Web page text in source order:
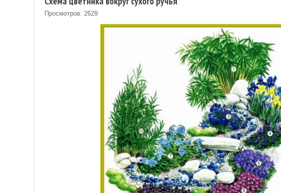
Просмотров: 2629